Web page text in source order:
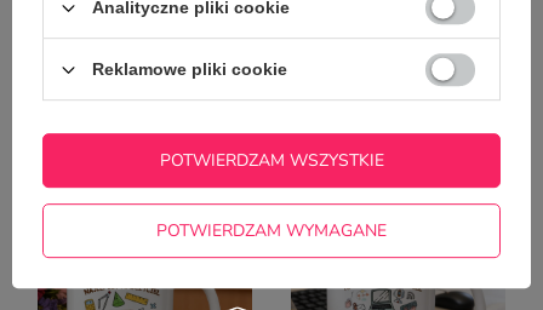
Kubek z imieniem dla
języka niemieckiego
Kubek z imieniem dla
muzyki
22,50 zł
Analityczne pliki cookie
Reklamowe pliki cookie
POTWIERDZAM WYMAGANE
POTWIERDZAM WSZYSTKIE